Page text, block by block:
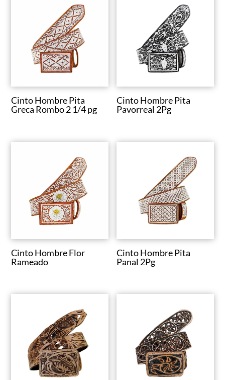
Cinto Hombre Pita
Greca Rombo 2 1/4 pg
Cinto Hombre Pita
Pavorreal 2Pg
Cinto Hombre Flor
Rameado
Cinto Hombre Pita
Panal 2Pg